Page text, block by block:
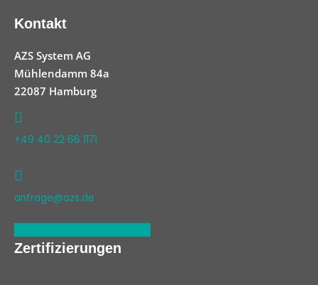
Kontakt
AZS System AG
Mühlendamm 84a
22087 Hamburg
+49 40 22 66 1171
anfrage@azs.de
Zertifizierungen